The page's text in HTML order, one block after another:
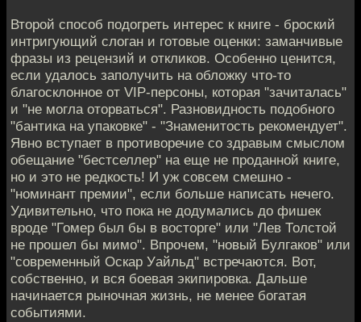
Второй способ подогреть интерес к книге - броский
интригующий слоган и готовые оценки: заманчивые
фразы из рецензий и откликов. Особенно ценится,
если удалось заполучить на обложку что-то
благосклонное от VIP-персоны, которая "зачиталась"
и "не могла оторваться". Разновидность подобного
"бантика на упаковке" - "Знаменитость рекомендует".
Явно вступает в противоречие со здравым смыслом
обещание "бестселлер" на еще не проданной книге,
но и это не редкость! И уж совсем смешно -
"номинант премии", если больше написать нечего.
Удивительно, что пока не додумались до фишек
вроде "Гомер был бы в восторге" или "Лев Толстой
не прошел бы мимо". Впрочем, "новый Булгаков" или
"современный Оскар Уайльд" встречаются. Вот,
собственно, и вся боевая экипировка. Дальше
начинается рыночная жизнь, не менее богатая
событиями.